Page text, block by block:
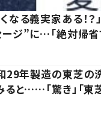
なる義実家ある！
ジ”に…「絶対帰省
29年製造の東芝の
ると……「驚き」「東